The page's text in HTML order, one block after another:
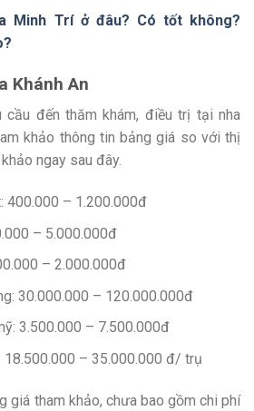
Minh Trí ở đâu? Có tốt không?
Khánh An
cầu đến thăm khám, điều trị tại nha
khảo thông tin bảng giá so với thị
ngay sau đây.
400.000 – 1.200.000đ
– 5.000.000đ
– 2.000.000đ
30.000.000 – 120.000.000đ
3.500.000 – 7.500.000đ
18.500.000 – 35.000.000 đ/ trụ
giá tham khảo, chưa bao gồm chi phí